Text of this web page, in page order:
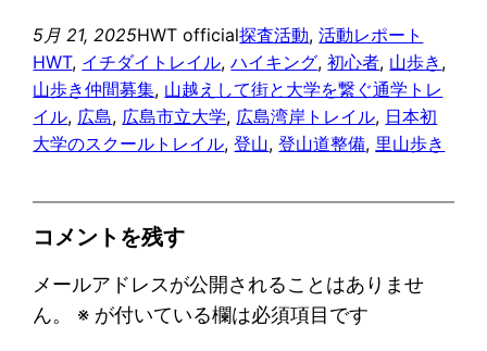
5月 21, 2025HWT official探査活動, 活動レポート
HWT, イチダイトレイル, ハイキング, 初心者, 山歩き
山歩き仲間募集, 山越えして街と大学を繋ぐ通学トレ
イル, 広島, 広島市立大学, 広島湾岸トレイル, 日本初
大学のスクールトレイル, 登山, 登山道整備, 里山歩き
コメントを残す
メールアドレスが公開されることはありませ
ん。
※ が付いている欄は必須項目です